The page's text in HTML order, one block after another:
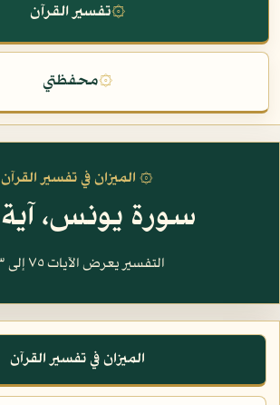
۞تفسير القرآن
۞محفظتي
۞ الميزان في تفسير القرآن
سورة يونس، آية ٧٥
التفسير يعرض الآيات ٧٥ إلى ٩٣
الميزان في تفسير القرآن